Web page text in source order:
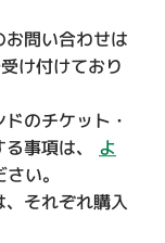
問い合わせは
け付けており
のチケット・
事項は、 よ
い。
それぞれ購入